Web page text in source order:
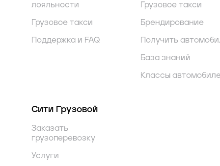
лояльности
Грузовое такси
Поддержка и FAQ
Грузовое такси
Брендирование
Получить
База знаний
Классы
Сити Грузовой
Заказать
грузоперевозку
Услуги